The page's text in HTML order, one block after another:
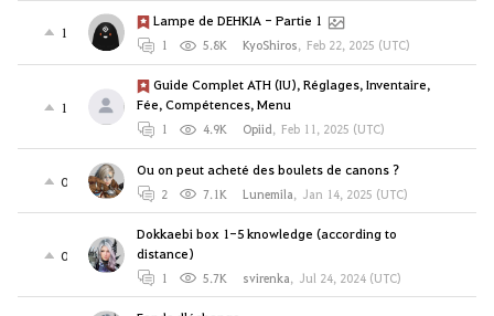
1
Lampe de DEHKIA - Partie 1
1 5.8K KyoShiros, Feb 22, 2025 (UTC)
1
Guide Complet ATH (IU), Réglages, Inventaire,
Fée, Compétences, Menu
1 4.9K Opiid, Feb 11, 2025 (UTC)
0
Ou on peut acheté des boulets de canons ?
2 7.1K Lunemila, Jan 14, 2025 (UTC)
0
Dokkaebi box 1-5 knowledge (according to
distance)
1 5.7K svirenka, Jul 24, 2024 (UTC)